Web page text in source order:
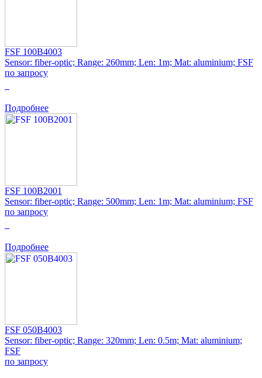
FSF 100B4003
Sensor: fiber-optic; Range: 260mm; Len: 1m; Mat: aluminium; FSF
по запросу
Подробнее
FSF 100B2001
Sensor: fiber-optic; Range: 500mm; Len: 1m; Mat: aluminium; FSF
по запросу
Подробнее
FSF 050B4003
Sensor: fiber-optic; Range: 320mm; Len: 0.5m; Mat: aluminium;
FSF
по запросу